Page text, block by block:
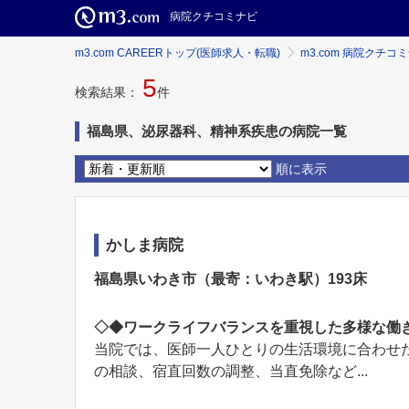
病院クチコミナビ
m3.com CAREERトップ(医師求人・転職) m3.com 病院クチコ
検索結果： 5件
福島県、泌尿器科、精神系疾患の病院一覧
順に表示
かしま病院
福島県いわき市（最寄：いわき駅）193床
◇◆ワークライフバランスを重視した多様な
当院では、医師一人ひとりの生活環境に合わ
の相談、宿直回数の調整、当直免除など...